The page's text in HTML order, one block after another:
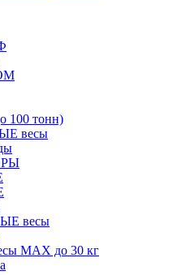
100 тонн)
весы
весы
MAX до 30 кг